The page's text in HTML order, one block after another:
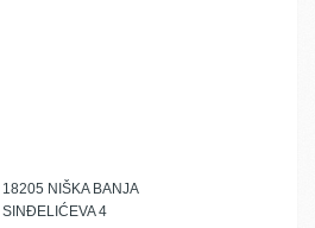
18205 NIŠKA BANJA
SINĐELIĆEVA 4